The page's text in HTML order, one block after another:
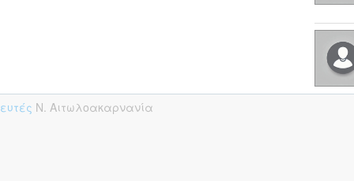
Ν. Αιτωλοακαρνανία